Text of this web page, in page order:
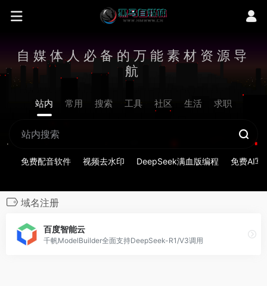
自媒体人必备的万能素材资源导
航
站内 常用 搜索 工具 社区 生活 求职
免费配音软件 视频去水印 DeepSeek满血版编程 免费AI写
域名注册
百度智能云
千帆ModelBuilder全面支持DeepSeek-R1/V3调用